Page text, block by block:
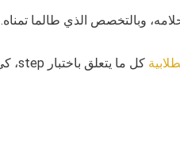
وبالتخصص الذي طالما تمناه.
كل ما يتعلق باختبار step، كي تكون على دراية بكافة تفاصيله وشروطه.